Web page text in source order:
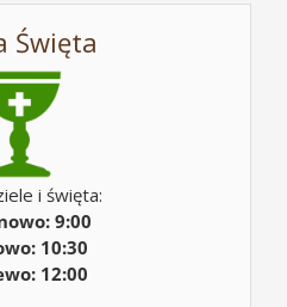
Święta
i święta:
9:00
10:30
12:00